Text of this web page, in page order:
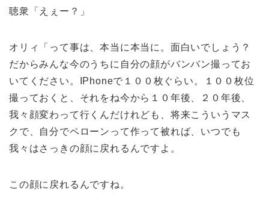
聴衆「えぇー？」
オリィ「って事は、本当に本当に。面白いでしょう？
だからみんな今のうちに自分の顔がバンバン撮ってお
いてください。IPhoneで１００枚ぐらい。１００枚位
撮っておくと、それをね今から１０年後、２０年後、
我々顔変わって行くんだけれども、将来こういうマス
クで、自分でペローンって作って被れば、いつでも
我々はさっきの顔に戻れるんですよ。
この顔に戻れるんですね。